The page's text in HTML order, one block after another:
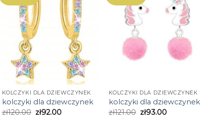
KOLCZYKI DLA DZIEWCZYNEK
kolczyki dla dziewczynek
zł120.00 zł92.00
KOLCZYKI DLA DZIEWCZYNEK
kolczyki dla dziewczynek
zł121.00 zł93.00